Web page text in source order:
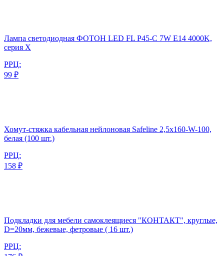
Лампа светодиодная ФОТОН LED FL P45-C 7W E14 4000K,
серия Х
РРЦ:
99 ₽
Хомут-стяжка кабельная нейлоновая Safeline 2,5x160-W-100,
белая (100 шт.)
РРЦ:
158 ₽
Подкладки для мебели самоклеящиеся "КОНТАКТ", круглые,
D=20мм, бежевые, фетровые ( 16 шт.)
РРЦ: